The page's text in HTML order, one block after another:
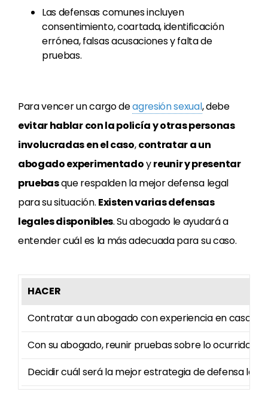
Las defensas comunes incluyen
consentimiento, coartada, identificación
errónea, falsas acusaciones y falta de
pruebas.
Para vencer un cargo deagresión sexual, debe
evitar hablar con la policía y otras personas
involucradas en el caso,contratar a un
abogado experimentadoyreunir y presentar
pruebasque respalden la mejor defensa legal
para su situación. Existen varias defensas
legales disponibles. Su abogado le ayudará a
entender cuál es la más adecuada para su caso.
HACER
Contratar a un abogado con experiencia en casos
Con su abogado, reunir pruebas sobre lo ocurrido
Decidir cuál será la mejor estrategia de defensa